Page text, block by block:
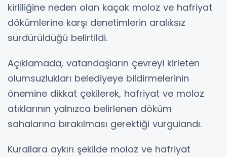
kirliliğine neden olan kaçak moloz ve hafriyat
dökümlerine karşı denetimlerin aralıksız
sürdürüldüğü belirtildi.
Açıklamada, vatandaşların çevreyi kirleten
olumsuzlukları belediyeye bildirmelerinin
önemine dikkat çekilerek, hafriyat ve moloz
atıklarının yalnızca belirlenen döküm
sahalarına bırakılması gerektiği vurgulandı.
Kurallara aykırı şekilde moloz ve hafriyat